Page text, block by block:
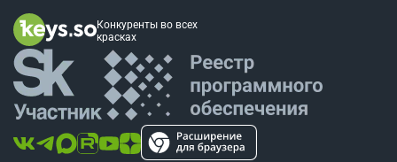
Конкуренты во всех
красках